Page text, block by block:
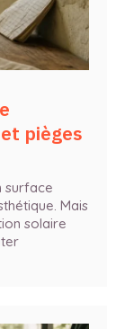
pièges
surface
Mais
solaire